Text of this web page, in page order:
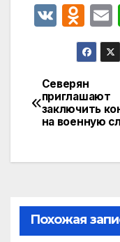
V
O
d
n
o
kl
a
ki
по
Северян
приглашают
заключить
на военную
Похожая